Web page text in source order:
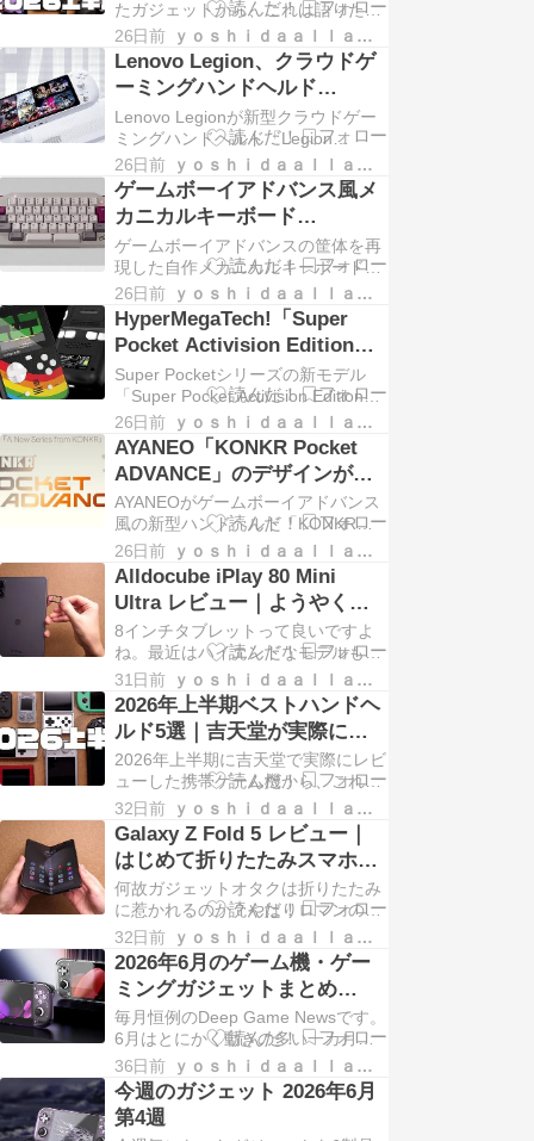
たガジェットから、これは語りたい
と思える7台を横並びで紹介しま
す。コントローラー、電子ペーパ
ー、カードサイズのAIスマホ、折り
たたみ、そしてメインPCの2-in-1ま
で、変わり種を中心に本音で振り返
ります。
26日前 ｙｏｓｈｉｄａａｌｌａｒｃｈｉｖｅｓ
Lenovo Legion、クラウドゲ
ーミングハンドヘルド
「C700」を予告｜Tencent
STARTと連携・8月正式発表
Lenovo Legionが新型クラウドゲー
ミングハンドヘルド「Legion
C700」を予告。Tencentのクラウド
ゲームSTARTと連携し、正式発表は
2026年8月の予定。詳細スペックは
続報待ちです。
26日前 ｙｏｓｈｉｄａａｌｌａｒｃｈｉｖｅｓ
ゲームボーイアドバンス風メ
カニカルキーボード
「KeyBoy Advance」｜数字
列を残した50%配列で話題
ゲームボーイアドバンスの筐体を再
現した自作メカニカルキーボード
「KeyBoy Advance」が海外で話
題。数字列を残した50%HHKB配列
でVIAL対応・無線モデルもあり、グ
ループバイ受注中です。
26日前 ｙｏｓｈｉｄａａｌｌａｒｃｈｉｖｅｓ
HyperMegaTech!「Super
Pocket Activision Edition」
登場｜アクティビジョン名作
34本を内蔵
Super Pocketシリーズの新モデル
「Super Pocket Activision Edition」
が登場。Activisionの名作34本を内蔵
し、Evercadeのカートリッジにも対
応。2026年9月28日発売予定で予約
受付中です。
26日前 ｙｏｓｈｉｄａａｌｌａｒｃｈｉｖｅｓ
AYANEO「KONKR Pocket
ADVANCE」のデザインが公
開｜ゲームボーイアドバンス
風の新型ハンドヘルド
AYANEOがゲームボーイアドバンス
風の新型ハンドヘルド「KONKR
Pocket ADVANCE」を予告。初公開
は2026年7月17日を予定。KONKR
ブランドの新ラインです。
26日前 ｙｏｓｈｉｄａａｌｌａｒｃｈｉｖｅｓ
Alldocube iPlay 80 Mini
Ultra レビュー｜ようやくす
べてを満たす8インチタブが
出た
8インチタブレットって良いですよ
ね。最近はハイエンドなモデルも
色々出てきていますが、一つ気にな
る点があります。セルラーモデル
が、ない。 安いモデルやiPad mini
などにはありますが、中々選択肢が
ありません。スマホより […]
31日前 ｙｏｓｈｉｄａａｌｌａｒｃｈｉｖｅｓ
2026年上半期ベストハンドヘ
ルド5選｜吉天堂が実際にレ
ビューした携帯ゲーム機から
厳選
2026年上半期に吉天堂で実際にレビ
ューした携帯ゲーム機から、これは
良かったと思える5台をランキング
で紹介します。中華エミュ機からハ
ンドヘルドPCまで、忖度なしの本音
で順位をつけました。
32日前 ｙｏｓｈｉｄａａｌｌａｒｃｈｉｖｅｓ
Galaxy Z Fold 5 レビュー｜
はじめて折りたたみスマホ買
ってみたんだけどさぁ
何故ガジェットオタクは折りたたみ
に惹かれるのか？やはりロマンの枠
が大きいんだろうな、ずっとそう思
っていました。実際に手に取るまで
は。 たまたまギャラクシーのポップ
アップがあり、そこで軽い気持ちで
手に取ったのがすべての原因 […]
32日前 ｙｏｓｈｉｄａａｌｌａｒｃｈｉｖｅｓ
2026年6月のゲーム機・ゲー
ミングガジェットまとめ
【Deep Game News】
毎月恒例のDeep Game Newsです。
6月はとにかく動きの多い一カ月で
した。中でも一番盛り上がったの
は、Retroid Pocket Novaという4:3
OLEDの横型機が発売されたこと。
Anbernicがつい […]
36日前 ｙｏｓｈｉｄａａｌｌａｒｃｈｉｖｅｓ
今週のガジェット 2026年6月
第4週